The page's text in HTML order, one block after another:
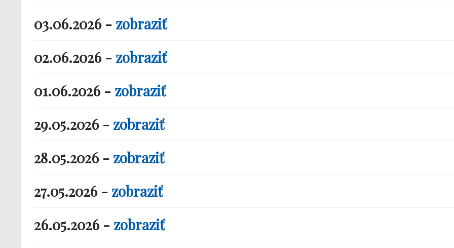
03.06.2026 - zobraziť
02.06.2026 - zobraziť
01.06.2026 - zobraziť
29.05.2026 - zobraziť
28.05.2026 - zobraziť
27.05.2026 - zobraziť
26.05.2026 - zobraziť